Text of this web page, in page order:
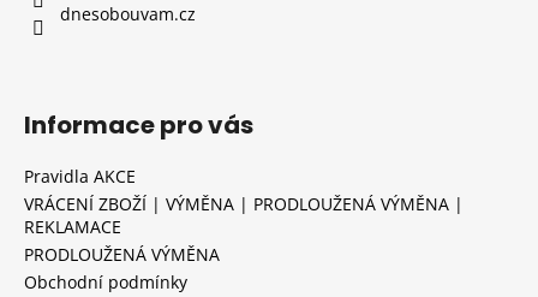
dnesobouvam.cz
Informace pro vás
Pravidla AKCE
VRÁCENÍ ZBOŽÍ | VÝMĚNA | PRODLOUŽENÁ VÝMĚNA |
REKLAMACE
PRODLOUŽENÁ VÝMĚNA
Obchodní podmínky